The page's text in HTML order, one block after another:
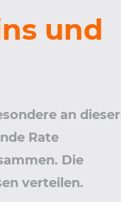
und
an dieser
Rate
Die
verteilen.